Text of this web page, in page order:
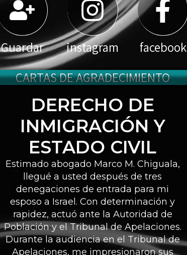
facebook
instagram
Guardar
CARTAS DE AGRADECIMIENTO